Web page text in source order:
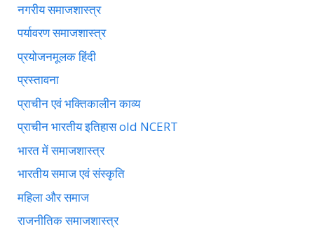
नगरीय समाजशास्त्र
पर्यावरण समाजशास्त्र
प्रयोजनमूलक हिंदी
प्रस्तावना
प्राचीन एवं भक्तिकालीन काव्य
प्राचीन भारतीय इतिहास old NCERT
भारत में समाजशास्त्र
भारतीय समाज एवं संस्कृति
महिला और समाज
राजनीतिक समाजशास्त्र